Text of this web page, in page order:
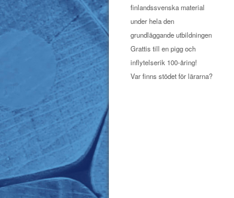
finlandssvenska material
under hela den
grundläggande utbildningen
Grattis till en pigg och
inflytelserik 100-åring!
Var finns stödet för lärarna?